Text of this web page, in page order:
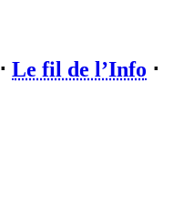
⋅ Le fil de l’Info ⋅